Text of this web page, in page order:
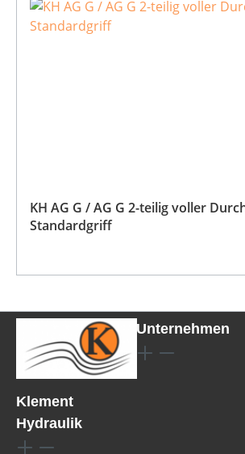
KH AG G / AG G 2-teilig voller
Standardgriff
Klement
Hydraulik
Unternehmen